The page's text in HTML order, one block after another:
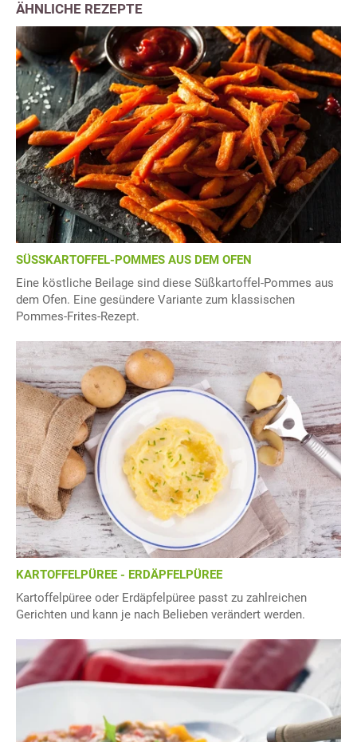
ÄHNLICHE REZEPTE
SÜSSKARTOFFEL-POMMES AUS DEM OFEN
Eine köstliche Beilage sind diese Süßkartoffel-Pommes aus
dem Ofen. Eine gesündere Variante zum klassischen
Pommes-Frites-Rezept.
KARTOFFELPÜREE - ERDÄPFELPÜREE
Kartoffelpüree oder Erdäpfelpüree passt zu zahlreichen
Gerichten und kann je nach Belieben verändert werden.